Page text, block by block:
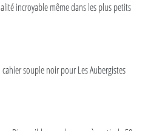
incroyable même dans les plus petits
souple noir pour Les Aubergistes